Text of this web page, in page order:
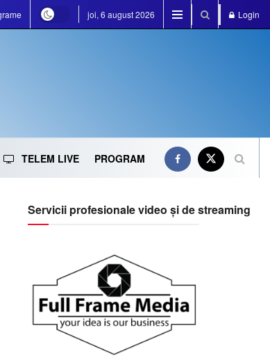
joi, 6 august 2026 Login
TELEM LIVE PROGRAM
Servicii profesionale video și de streaming